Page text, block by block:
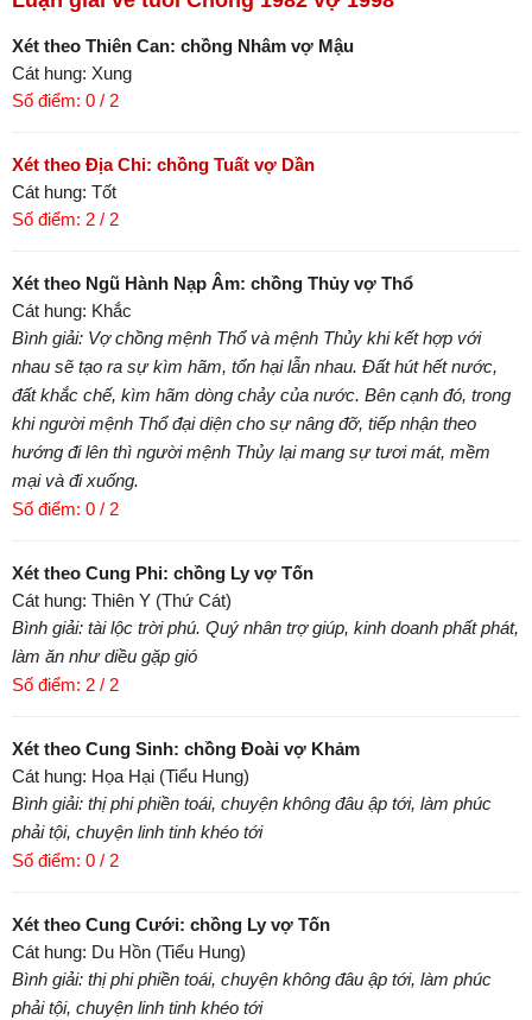
Xét theo Thiên Can: chồng Nhâm vợ Mậu
Cát hung: Xung
Số điểm: 0 / 2
Xét theo Địa Chi: chồng Tuất vợ Dần
Cát hung: Tốt
Số điểm: 2 / 2
Xét theo Ngũ Hành Nạp Âm: chồng Thủy vợ Thổ
Cát hung: Khắc
Bình giải: Vợ chồng mệnh Thổ và mệnh Thủy khi kết hợp với
nhau sẽ tạo ra sự kìm hãm, tổn hại lẫn nhau. Đất hút hết nước,
đất khắc chế, kìm hãm dòng chảy của nước. Bên cạnh đó, trong
khi người mệnh Thổ đại diện cho sự nâng đỡ, tiếp nhận theo
hướng đi lên thì người mệnh Thủy lại mang sự tươi mát, mềm
mại và đi xuống.
Số điểm: 0 / 2
Xét theo Cung Phi: chồng Ly vợ Tốn
Cát hung: Thiên Y (Thứ Cát)
Bình giải: tài lộc trời phú. Quý nhân trợ giúp, kinh doanh phất phát,
làm ăn như diều gặp gió
Số điểm: 2 / 2
Xét theo Cung Sinh: chồng Đoài vợ Khảm
Cát hung: Họa Hại (Tiểu Hung)
Bình giải: thị phi phiền toái, chuyện không đâu ập tới, làm phúc
phải tội, chuyện linh tinh khéo tới
Số điểm: 0 / 2
Xét theo Cung Cưới: chồng Ly vợ Tốn
Cát hung: Du Hồn (Tiểu Hung)
Bình giải: thị phi phiền toái, chuyện không đâu ập tới, làm phúc
phải tội, chuyện linh tinh khéo tới